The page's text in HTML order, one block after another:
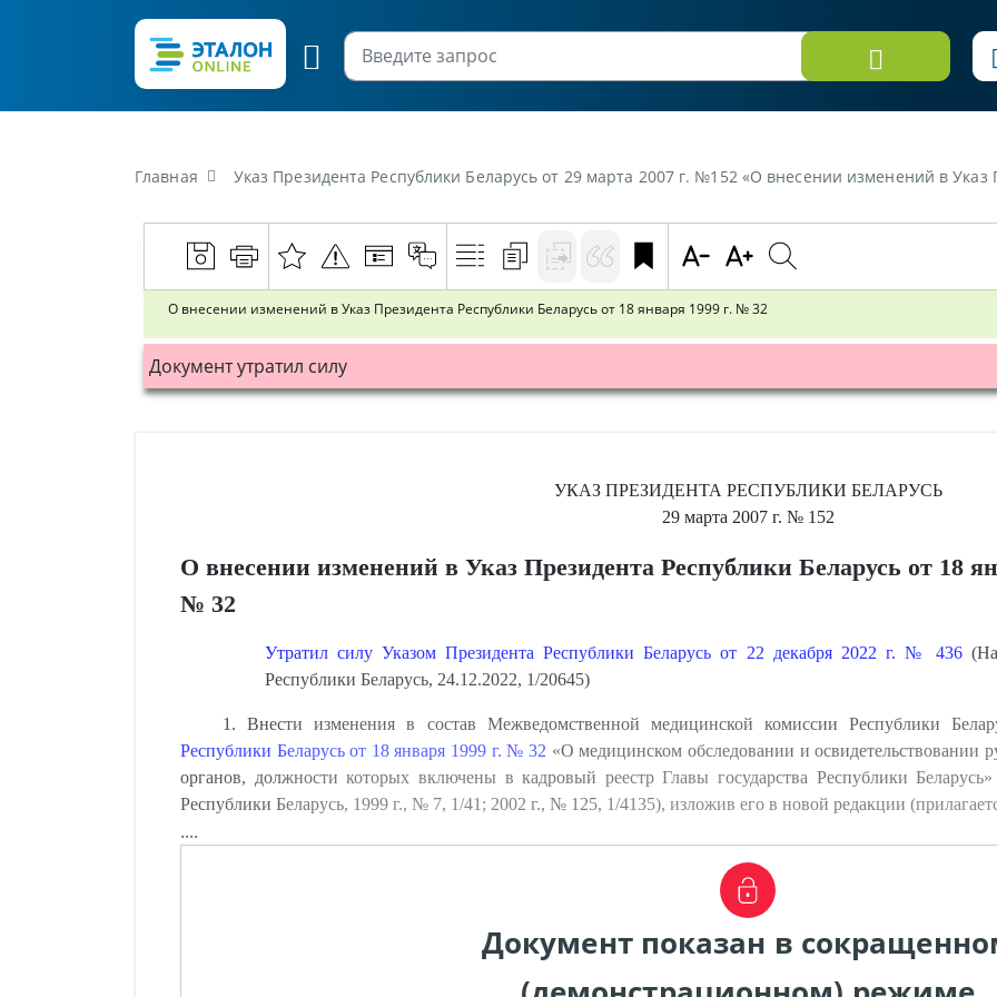
Главная Указ Президента Республики Беларусь от 29 марта 2007 г. №152 «О внесении изменений в Указ
О внесении изменений в Указ Президента Республики Беларусь от 18 января 1999 г. № 32
Документ утратил силу
УКАЗ ПРЕЗИДЕНТА РЕСПУБЛИКИ БЕЛАРУСЬ
29 марта 2007 г. № 152
О внесении изменений в Указ Президента Республики Беларусь от 18
№ 32
Утратил силу Указом Президента Республики Беларусь от 22 декабря 2022 г. № 436
Республики Беларусь, 24.12.2022, 1/20645)
1. Внести изменения в состав Межведомственной медицинской комиссии Республики
Республики Беларусь от 18 января 1999 г. № 32 «О медицинском обследовании и освидетельствовании
органов, должности которых включены в кадровый реестр Главы государства Республики
Республики Беларусь, 1999 г., № 7, 1/41; 2002 г., № 125, 1/4135), изложив его в новой редакции
....
Документ показан в